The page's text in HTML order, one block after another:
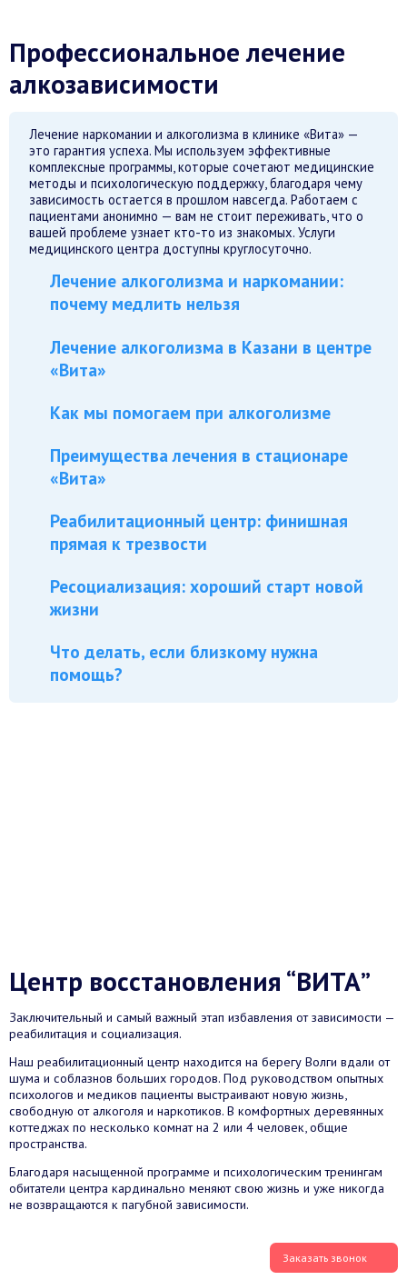
Профессиональное лечение
алкозависимости
Лечение наркомании и алкоголизма в клинике «Вита» —
это гарантия успеха. Мы используем эффективные
комплексные программы, которые сочетают медицинские
методы и психологическую поддержку, благодаря чему
зависимость остается в прошлом навсегда. Работаем с
пациентами анонимно — вам не стоит переживать, что о
вашей проблеме узнает кто-то из знакомых. Услуги
медицинского центра доступны круглосуточно.
Лечение алкоголизма и наркомании:
почему медлить нельзя
Лечение алкоголизма в Казани в центре
«Вита»
Как мы помогаем при алкоголизме
Преимущества лечения в стационаре
«Вита»
Реабилитационный центр: финишная
прямая к трезвости
Ресоциализация: хороший старт новой
жизни
Что делать, если близкому нужна
помощь?
Центр восстановления “ВИТА”
Заключительный и самый важный этап избавления от зависимости —
реабилитация и социализация.
Наш реабилитационный центр находится на берегу Волги вдали от
шума и соблазнов больших городов. Под руководством опытных
психологов и медиков пациенты выстраивают новую жизнь,
свободную от алкоголя и наркотиков. В комфортных деревянных
коттеджах по несколько комнат на 2 или 4 человек, общие
пространства.
Благодаря насыщенной программе и психологическим тренингам
обитатели центра кардинально меняют свою жизнь и уже никогда
не возвращаются к пагубной зависимости.
Заказать звонок